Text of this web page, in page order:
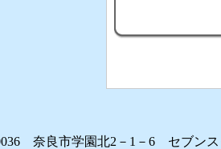
奈良市学園北2－1－6 セブン